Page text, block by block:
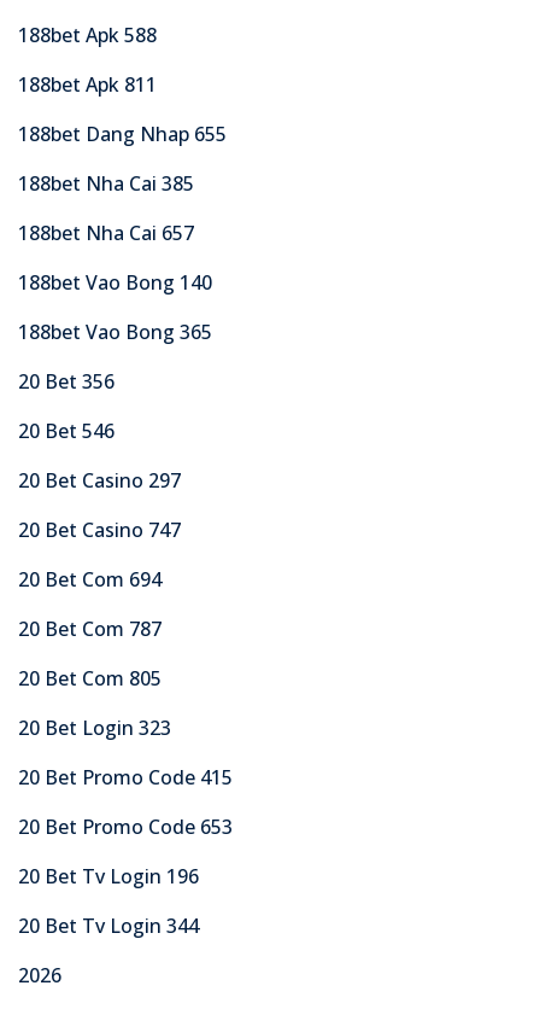
188bet Apk 588
188bet Apk 811
188bet Dang Nhap 655
188bet Nha Cai 385
188bet Nha Cai 657
188bet Vao Bong 140
188bet Vao Bong 365
20 Bet 356
20 Bet 546
20 Bet Casino 297
20 Bet Casino 747
20 Bet Com 694
20 Bet Com 787
20 Bet Com 805
20 Bet Login 323
20 Bet Promo Code 415
20 Bet Promo Code 653
20 Bet Tv Login 196
20 Bet Tv Login 344
2026